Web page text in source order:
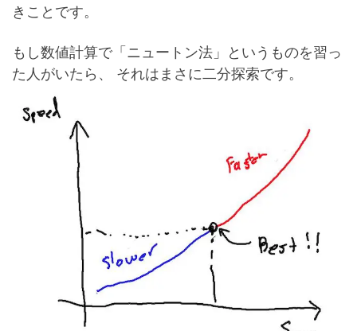
きことです。
もし数値計算で「ニュートン法」というものを習っ
た人がいたら、 それはまさに二分探索です。